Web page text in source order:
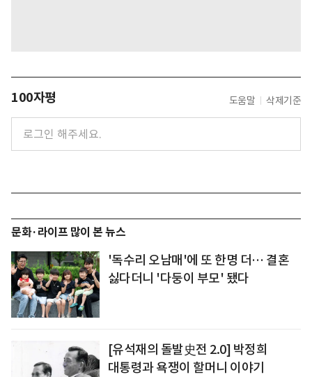
100자평 도움말 삭제기준
문화·라이프 많이 본 뉴스
'독수리 오남매'에 또 한명 더… 결혼
싫다더니 '다둥이 부모' 됐다
[유석재의 돌발史전 2.0] 박정희
대통령과 욕쟁이 할머니 이야기